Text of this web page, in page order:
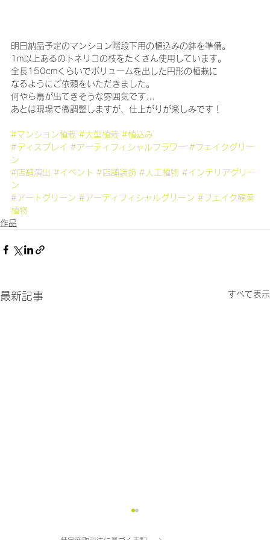
明日納品予定のマンション階段下用の植込みの鉢を準備。
1m以上あるのトネリコの枝をたくさん使用しています。
全長150cmくらいでボリュームを出した円形の植栽に
なるようにご依頼をいただきました。
何やら鳥が出てきそうな雰囲気です...
あとは現場で微調整しますが、仕上がりが楽しみです！
#マンション植栽 #大型植栽 #植込み
#ディスプレイ #アーティフィシャルフラワー #フェイクグリー
ン
#店舗演出 #イベント #店舗装飾 #人工植物 #インテリアグリー
ン
#アートグリーン #アーティフィシャルグリーン #フェイク観葉
植物
作品
最新記事 すべて表示